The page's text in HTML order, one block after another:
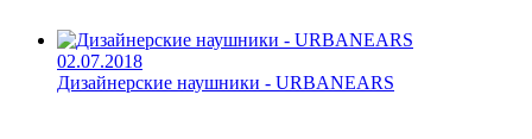
02.07.2018
Дизайнерские наушники - URBANEARS